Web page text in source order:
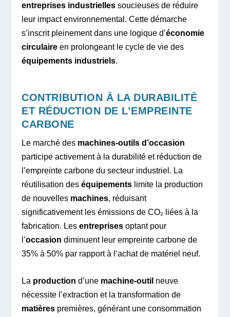
entreprises industrielles soucieuses de réduire
leur impact environnemental. Cette démarche
s’inscrit pleinement dans une logique d’économie
circulaire en prolongeant le cycle de vie des
équipements industriels.
CONTRIBUTION À LA DURABILITÉ
ET RÉDUCTION DE L’EMPREINTE
CARBONE
Le marché des machines-outils d’occasion
participe activement à la durabilité et réduction de
l’empreinte carbone du secteur industriel. La
réutilisation deséquipements limite la production
de nouvelles machines, réduisant
significativement les émissions de CO₂ liées à la
fabrication. Lesentreprises optant pour
l’occasion diminuent leur empreinte carbone de
35% à 50% par rapport à l’achat de matériel neuf.
La production d’une machine-outil neuve
nécessite l’extraction et la transformation de
matières premières, générant une consommation